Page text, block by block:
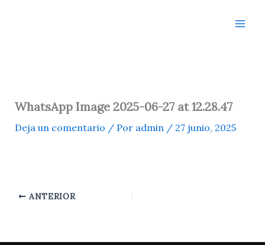
WhatsApp Image 2025-06-27 at 12.28.47
Deja un comentario / Por admin / 27 junio, 2025
ANTERIOR